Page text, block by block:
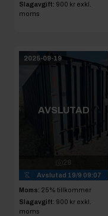
Slagavgift: 900 kr exkl.
moms
2025-09-19
AVSLUTAD
28
Avslutad 19/9 09:07
Moms: 25% tillkommer
Slagavgift: 900 kr exkl.
moms